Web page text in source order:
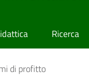
Ricerca
di profitto